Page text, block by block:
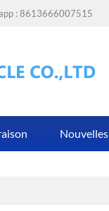
:8613666007515
Nouvelles